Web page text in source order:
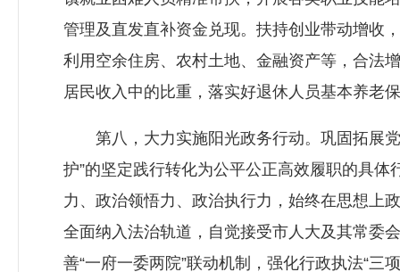
管理及直发直补资金兑现。扶持创业带动增收
利用空余住房、农村土地、金融资产等，合法
居民收入中的比重，落实好退休人员基本养老
第八，大力实施阳光政务行动。巩固拓展党
护”的坚定践行转化为公平公正高效履职的具
力、政治领悟力、政治执行力，始终在思想上
全面纳入法治轨道，自觉接受市人大及其常委
善“一府一委两院”联动机制，强化行政执法“